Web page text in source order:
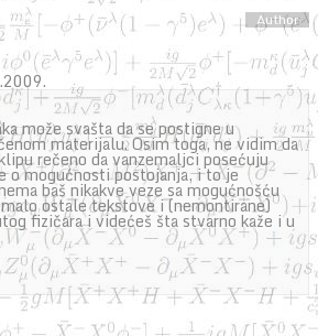
može svašta da se postigne u
materijalu. Osim toga, ne vidim da
rečeno da vanzemaljci posećuju
o mogućnosti postojanja, i to je
baš nikakve veze sa mogućnošću
ostale tekstove i (nemontirane)
fizičara i videćeš šta stvarno kaže i u